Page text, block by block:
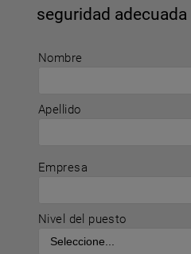
Nombre
Apellido
Empresa
Nivel del puesto
seguridad